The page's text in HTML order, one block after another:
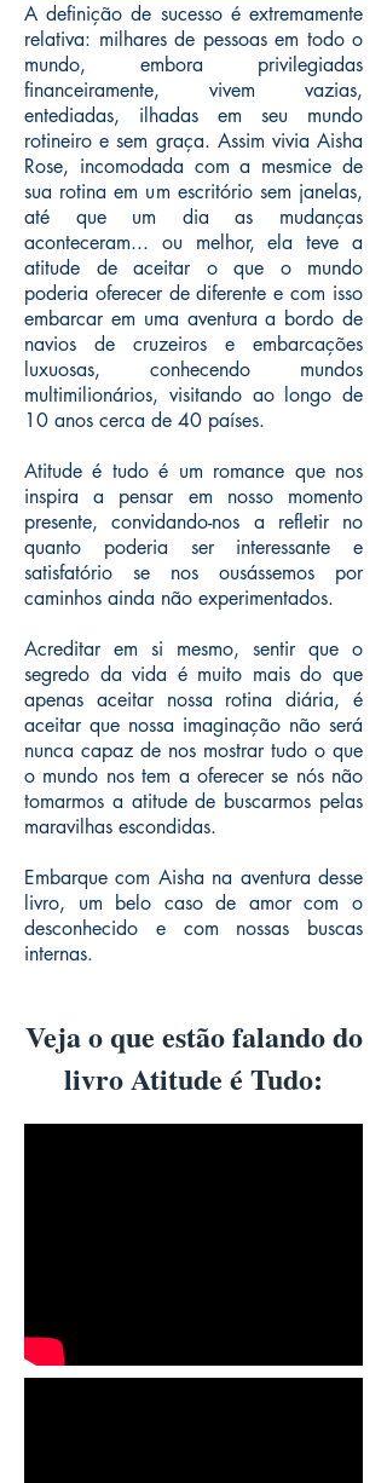
A definição de sucesso é extremamente
relativa: milhares de pessoas em todo o
mundo, embora privilegiadas
financeiramente, vivem vazias,
entediadas, ilhadas em seu mundo
rotineiro e sem graça. Assim vivia Aisha
Rose, incomodada com a mesmice de
sua rotina em um escritório sem janelas,
até que um dia as mudanças
aconteceram... ou melhor, ela teve a
atitude de aceitar o que o mundo
poderia oferecer de diferente e com isso
embarcar em uma aventura a bordo de
navios de cruzeiros e embarcações
luxuosas, conhecendo mundos
multimilionários, visitando ao longo de
10 anos cerca de 40 países.
Atitude é tudo é um romance que nos
inspira a pensar em nosso momento
presente, convidando-nos a refletir no
quanto poderia ser interessante e
satisfatório se nos ousássemos por
caminhos ainda não experimentados.
Acreditar em si mesmo, sentir que o
segredo da vida é muito mais do que
apenas aceitar nossa rotina diária, é
aceitar que nossa imaginação não será
nunca capaz de nos mostrar tudo o que
o mundo nos tem a oferecer se nós não
tomarmos a atitude de buscarmos pelas
maravilhas escondidas.
Embarque com Aisha na aventura desse
livro, um belo caso de amor com o
desconhecido e com nossas buscas
internas.
Veja o que estão falando do
livro Atitude é Tudo: